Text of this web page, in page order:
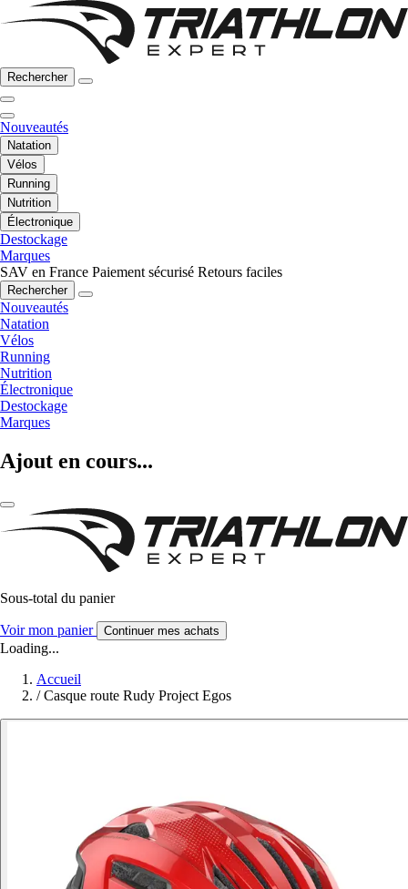
Rechercher
Nouveautés
Natation
Vélos
Running
Nutrition
Électronique
Destockage
Marques
SAV en France Paiement sécurisé Retours faciles
Rechercher
Nouveautés
Natation
Vélos
Running
Nutrition
Électronique
Destockage
Marques
Ajout en cours...
Sous-total du panier
Voir mon panier Continuer mes achats
Loading...
Accueil
/ Casque route Rudy Project Egos